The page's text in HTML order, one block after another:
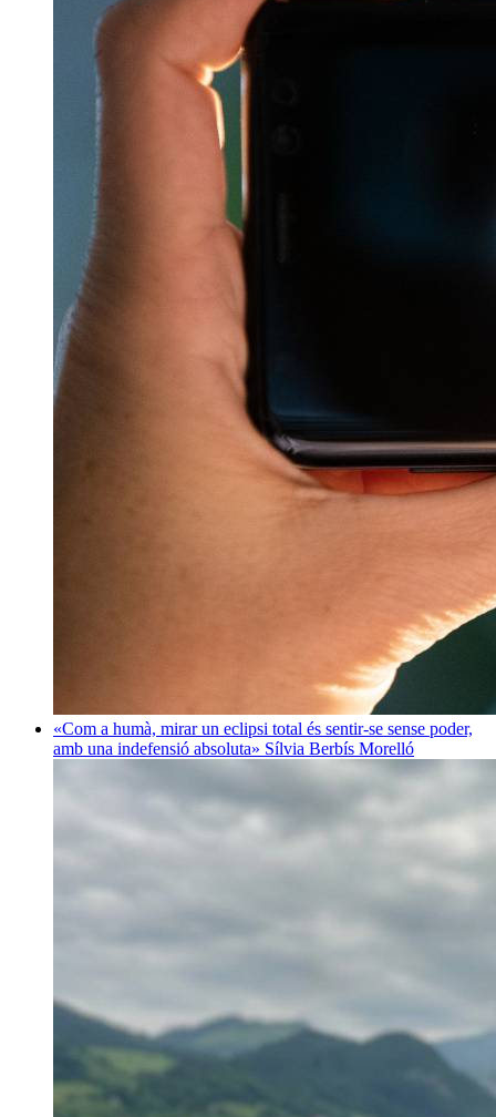
«Com a humà, mirar un eclipsi total és sentir-se sense poder,
amb una indefensió absoluta» Sílvia Berbís Morelló